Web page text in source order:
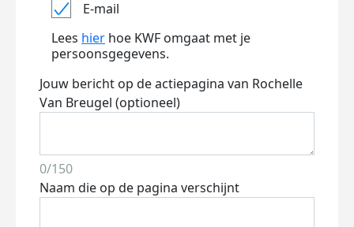
E-mail
Lees hier hoe KWF omgaat met je
persoonsgegevens.
Jouw bericht op de actiepagina van Rochelle
Van Breugel (optioneel)
0/150
Naam die op de pagina verschijnt